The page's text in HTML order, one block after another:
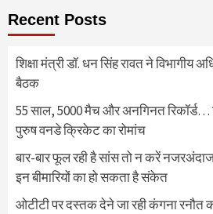
Recent Posts
शिक्षा मंत्री डॉ. धन सिंह रावत ने विभागीय
बैठक
55 साल, 5000 मैच और अनगिनत रिकॉर्ड…
पुरुष वनडे क्रिकेट का रोमांच
बार-बार फूल रही है सांस तो न करें
इन बीमारियों का हो सकता है संकेत
ओटीटी पर दस्तक देने जा रही कंगना रनौत